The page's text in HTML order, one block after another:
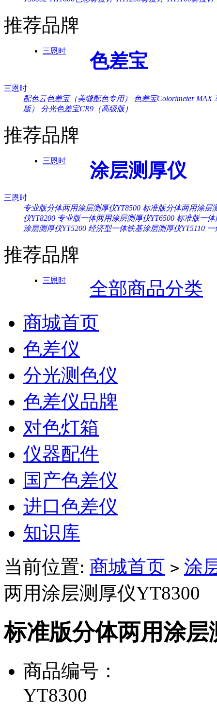
推荐品牌
三恩时 色差宝
三恩时
配色云色差宝（美缝配色专用）
色差宝Colorimeter MAX
版）
分光色差宝CR9（高级版）
推荐品牌
三恩时 涂层测厚仪
三恩时
专业版分体两用涂层测厚仪YT8500 标准版分体两用涂层
仪YT8200 专业版一体两用涂层测厚仪YT6500 标准版一体
涂层测厚仪YT5200 经济型一体铁基涂层测厚仪YT5110 一
推荐品牌
三恩时
全部商品分类
商城首页
色差仪
分光测色仪
色差仪品牌
对色灯箱
仪器配件
国产色差仪
进口色差仪
知识库
当前位置: 商城首页 > 涂
两用涂层测厚仪YT8300
标准版分体两用涂层
商品编号：
YT8300